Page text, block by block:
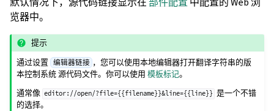
览器中。
提示
通过设置 编辑器链接 ，您可以使用本地编辑器打开翻译字符串的版
本控制系统 源代码文件。你可以使用模板标记。
通常像 editor://open/?file={{filename}}&line={{line}} 是一个不错
的选择。